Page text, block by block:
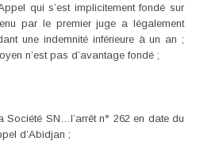
qui s’est implicitement fondé sur
par le premier juge a légalement
une indemnité inférieure à un an ;
n’est pas d’avantage fondé ;
Société SN…l’arrêt n° 262 en date du
d’Abidjan ;